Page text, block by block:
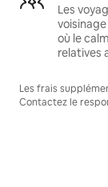
Les
où le
relatives
Les frais
Contactez le